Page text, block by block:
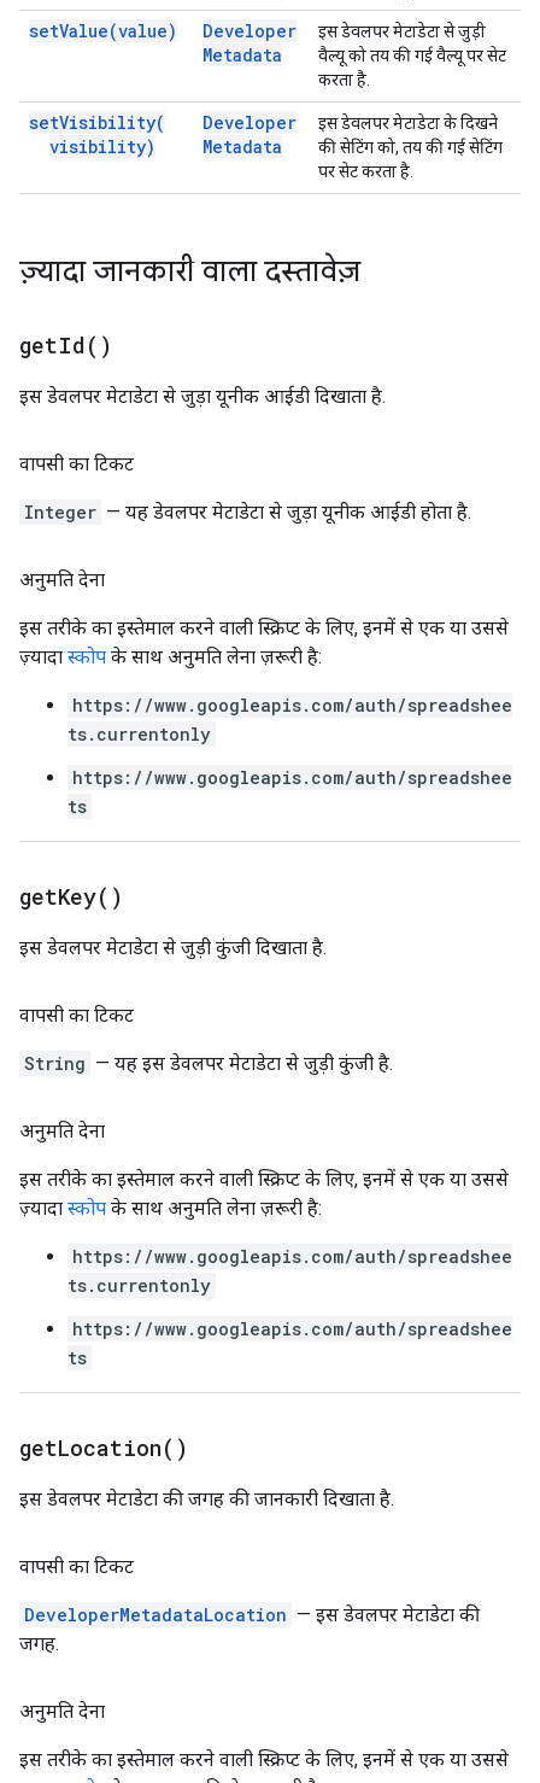
setValue(value)
Developer
Metadata
इस डेवलपर मेटाडेटा से जुड़ी
वैल्यू को तय की गई वैल्यू पर सेट
करता है.
setVisibility(
visibility)
Developer
Metadata
इस डेवलपर मेटाडेटा के दिखने
की सेटिंग को, तय की गई सेटिंग
पर सेट करता है.
ज़्यादा जानकारी वाला दस्तावेज़
getId( )
इस डेवलपर मेटाडेटा से जुड़ा यूनीक आईडी दिखाता है.
वापसी का टिकट
Integer — यह डेवलपर मेटाडेटा से जुड़ा यूनीक आईडी होता है.
अनुमति देना
इस तरीके का इस्तेमाल करने वाली स्क्रिप्ट के लिए, इनमें से एक या उससे
ज़्यादा स्कोप के साथ अनुमति लेना ज़रूरी है:
https://www.googleapis.com/auth/spreadshee
ts.currentonly
https://www.googleapis.com/auth/spreadshee
ts
getKey( )
इस डेवलपर मेटाडेटा से जुड़ी कुंजी दिखाता है.
वापसी का टिकट
String — यह इस डेवलपर मेटाडेटा से जुड़ी कुंजी है.
अनुमति देना
इस तरीके का इस्तेमाल करने वाली स्क्रिप्ट के लिए, इनमें से एक या उससे
ज़्यादा स्कोप के साथ अनुमति लेना ज़रूरी है:
https://www.googleapis.com/auth/spreadshee
ts.currentonly
https://www.googleapis.com/auth/spreadshee
ts
getLocation( )
इस डेवलपर मेटाडेटा की जगह की जानकारी दिखाता है.
वापसी का टिकट
DeveloperMetadataLocation — इस डेवलपर मेटाडेटा की
जगह.
अनुमति देना
इस तरीके का इस्तेमाल करने वाली स्क्रिप्ट के लिए, इनमें से एक या उससे